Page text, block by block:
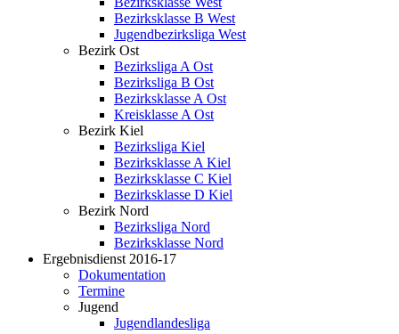
Bezirksklasse B West
Jugendbezirksliga West
Bezirk Ost
Bezirksliga A Ost
Bezirksliga B Ost
Bezirksklasse A Ost
Kreisklasse A Ost
Bezirk Kiel
Bezirksliga Kiel
Bezirksklasse A Kiel
Bezirksklasse C Kiel
Bezirksklasse D Kiel
Bezirk Nord
Bezirksliga Nord
Bezirksklasse Nord
Ergebnisdienst 2016-17
Dokumentation
Termine
Jugend
Jugendlandesliga